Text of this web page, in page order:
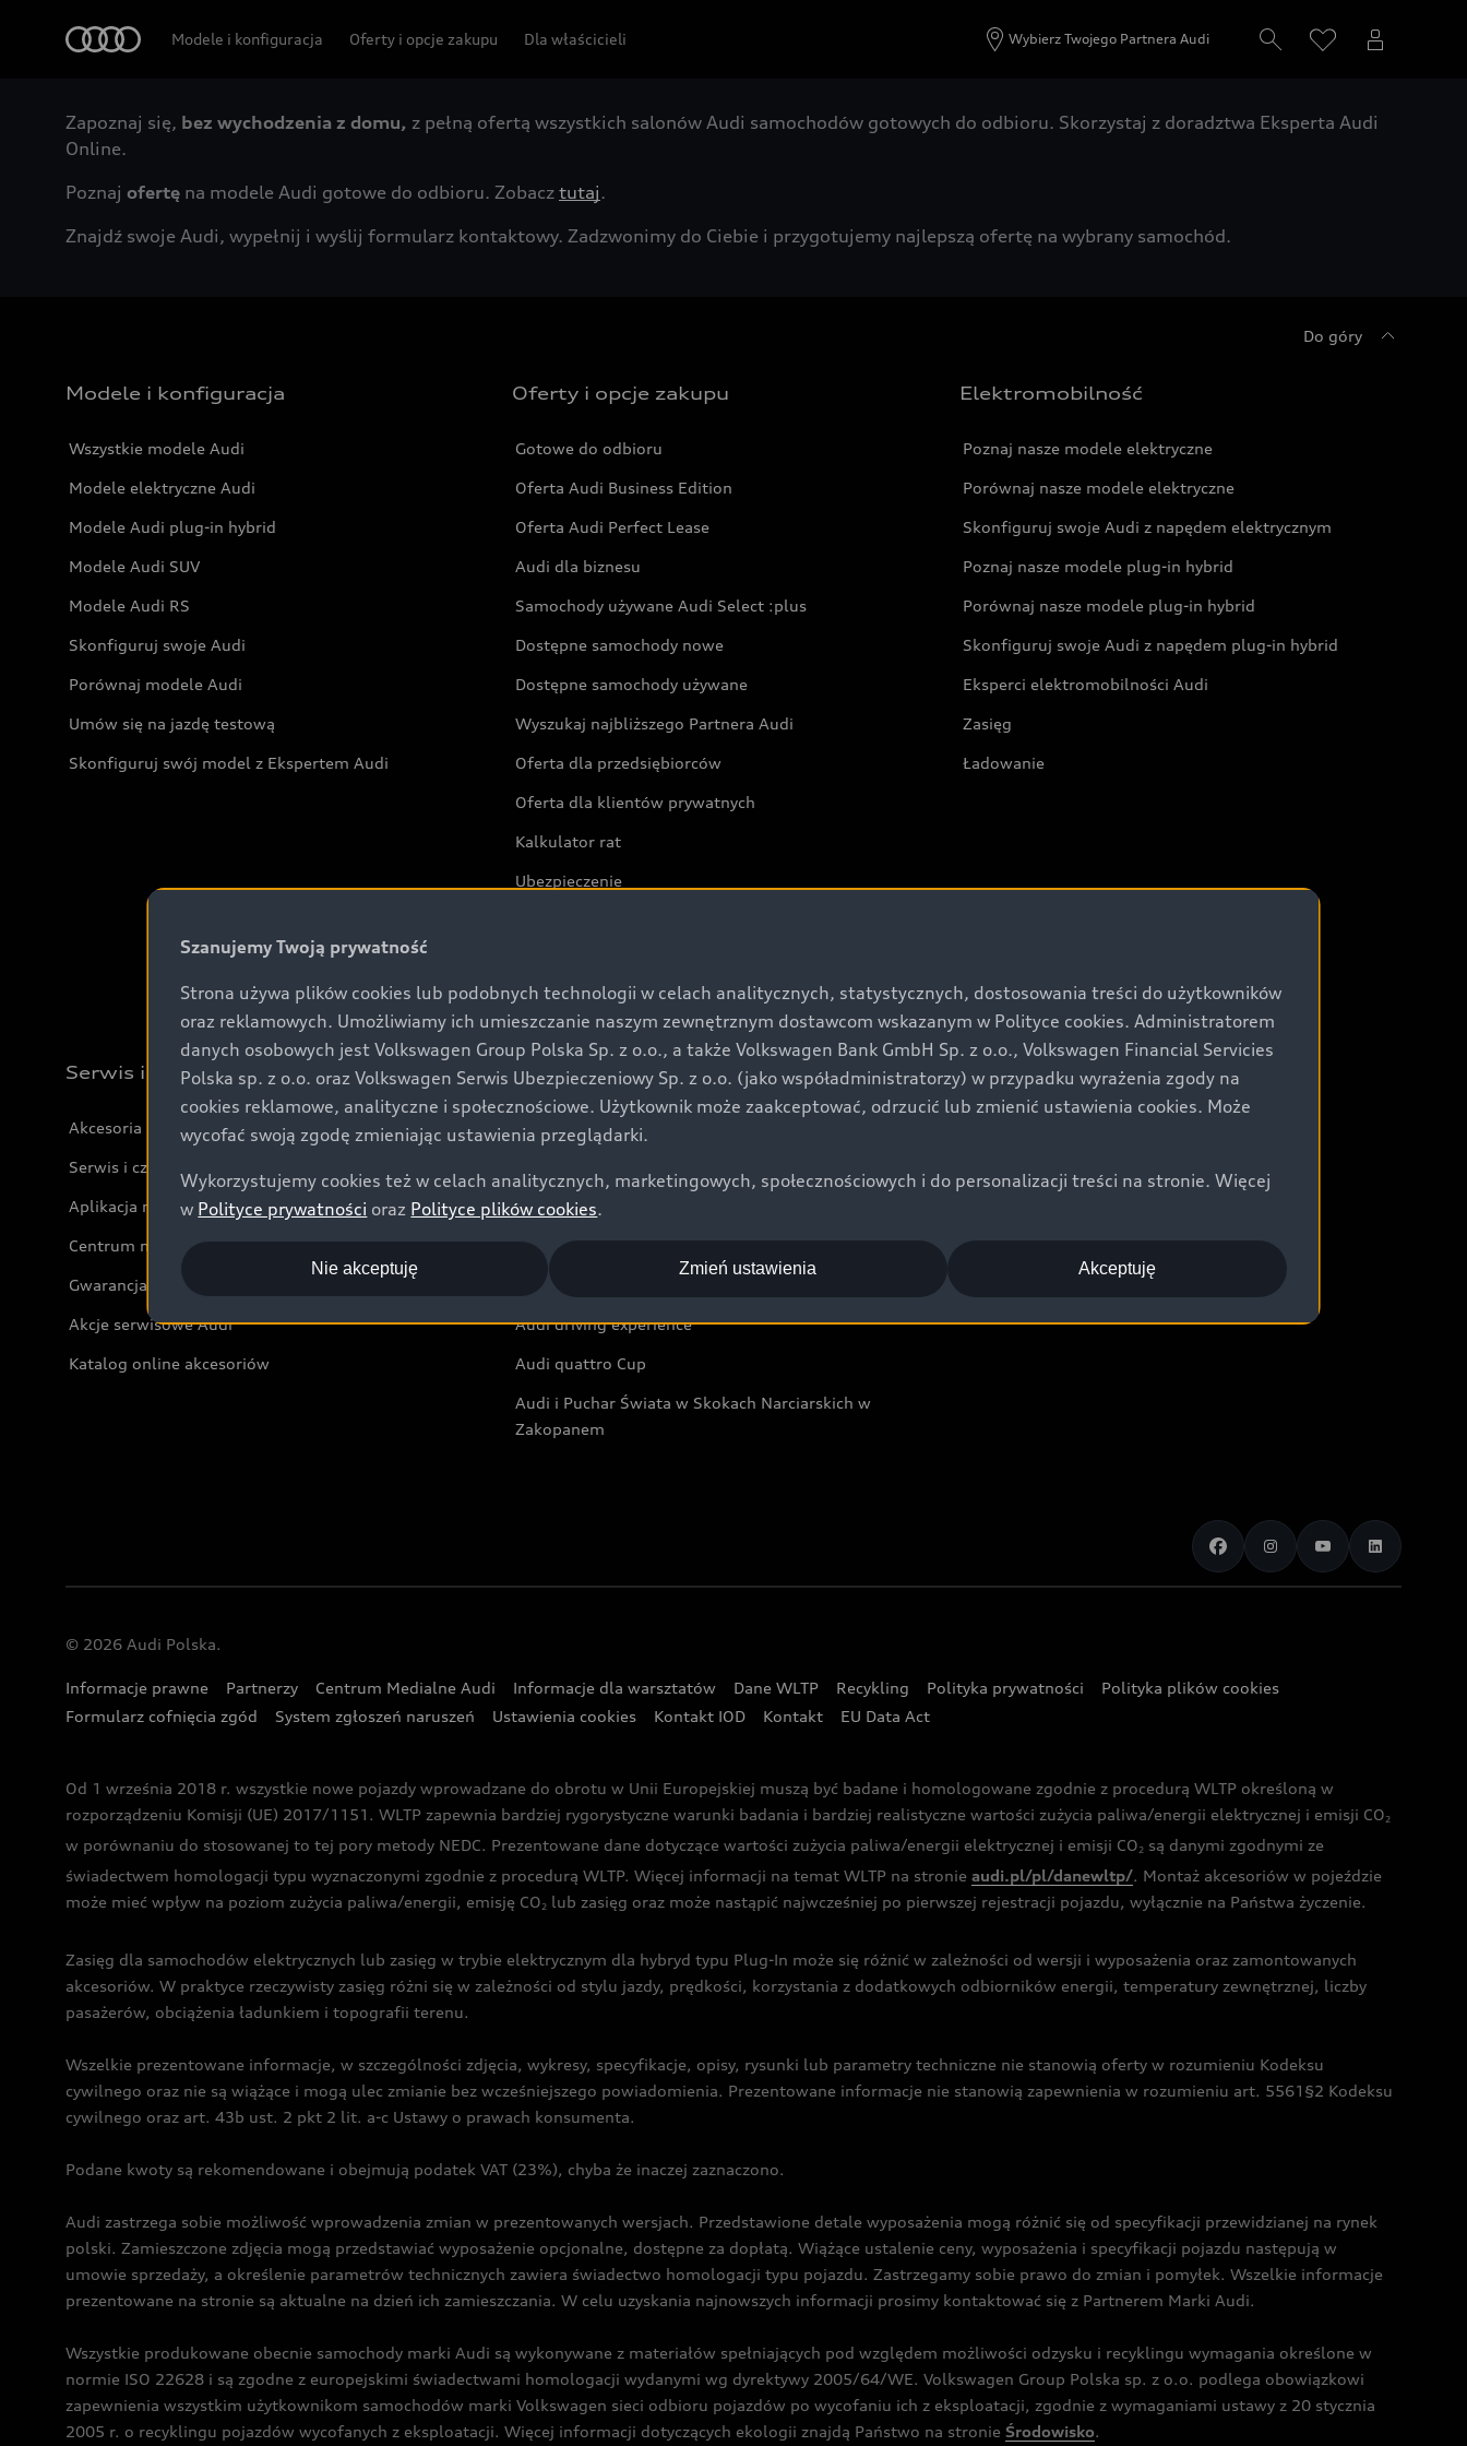
Modele i konfiguracja Oferty i opcje zakupu Dla właścicieli Wybierz Twojego Partnera Audi
Zapoznaj się, bez wychodzenia z domu, z pełną ofertą wszystkich salonów Audi samochodów gotowych do odbioru. Skorzystaj z doradztwa Eksperta Audi
Online.
Poznaj ofertę na modele Audi gotowe do odbioru. Zobacz tutaj.
Znajdź swoje Audi, wypełnij i wyślij formularz kontaktowy. Zadzwonimy do Ciebie i przygotujemy najlepszą ofertę na wybrany samochód.
Do góry
Modele i konfiguracja
Wszystkie modele Audi
Modele elektryczne Audi
Modele Audi plug-in hybrid
Modele Audi SUV
Modele Audi RS
Skonfiguruj swoje Audi
Porównaj modele Audi
Umów się na jazdę testową
Skonfiguruj swój model z Ekspertem Audi
Oferty i opcje zakupu
Gotowe do odbioru
Oferta Audi Business Edition
Oferta Audi Perfect Lease
Audi dla biznesu
Samochody używane Audi Select :plus
Dostępne samochody nowe
Dostępne samochody używane
Wyszukaj najbliższego Partnera Audi
Oferta dla przedsiębiorców
Oferta dla klientów prywatnych
Kalkulator rat
Ubezpieczenie
Audi exclusive
Elektromobilność
Poznaj nasze modele elektryczne
Porównaj nasze modele elektryczne
Skonfiguruj swoje Audi z napędem elektrycznym
Poznaj nasze modele plug-in hybrid
Porównaj nasze modele plug-in hybrid
Skonfiguruj swoje Audi z napędem plug-in hybrid
Eksperci elektromobilności Audi
Zasięg
Ładowanie
Serwis i akcesoria
Akcesoria
Serwis i części
Aplikacja myAudi i usługi cyfrowe
Centrum napraw powypadkowych
Gwarancja
Akcje serwisowe Audi
Katalog online akcesoriów
Świat Audi
Aktualności i historie postępu
Audi Nuvolari
Audi Sport Festiwal
Audi i Muzeum Sztuki Nowoczesnej w Warszawie
Audi driving experience
Audi quattro Cup
Audi i Puchar Świata w Skokach Narciarskich w
Zakopanem
© 2026 Audi Polska.
Informacje prawne Partnerzy Centrum Medialne Audi Informacje dla warsztatów Dane WLTP Recykling Polityka prywatności
Polityka plików cookies
Formularz cofnięcia zgód
System zgłoszeń naruszeń Ustawienia cookies Kontakt IOD Kontakt EU Data Act
Od 1 września 2018 r. wszystkie nowe pojazdy wprowadzane do obrotu w Unii Europejskiej muszą być badane i homologowane zgodnie z procedurą WLTP określoną w
rozporządzeniu Komisji (UE) 2017/1151. WLTP zapewnia bardziej rygorystyczne warunki badania i bardziej realistyczne wartości zużycia paliwa/energii elektrycznej i emisji CO2
w porównaniu do stosowanej to tej pory metody NEDC. Prezentowane dane dotyczące wartości zużycia paliwa/energii elektrycznej i emisji CO2 są danymi zgodnymi ze
świadectwem homologacji typu wyznaczonymi zgodnie z procedurą WLTP. Więcej informacji na temat WLTP na stronie audi.pl/pl/danewltp/. Montaż akcesoriów w pojeździe
może mieć wpływ na poziom zużycia paliwa/energii, emisję CO2 lub zasięg oraz może nastąpić najwcześniej po pierwszej rejestracji pojazdu, wyłącznie na Państwa życzenie.
Zasięg dla samochodów elektrycznych lub zasięg w trybie elektrycznym dla hybryd typu Plug-In może się różnić w zależności od wersji i wyposażenia oraz zamontowanych
akcesoriów. W praktyce rzeczywisty zasięg różni się w zależności od stylu jazdy, prędkości, korzystania z dodatkowych odbiorników energii, temperatury zewnętrznej, liczby
pasażerów, obciążenia ładunkiem i topografii terenu.
Wszelkie prezentowane informacje, w szczególności zdjęcia, wykresy, specyfikacje, opisy, rysunki lub parametry techniczne nie stanowią oferty w rozumieniu Kodeksu
cywilnego oraz nie są wiążące i mogą ulec zmianie bez wcześniejszego powiadomienia. Prezentowane informacje nie stanowią zapewnienia w rozumieniu art. 5561§2 Kodeksu
cywilnego oraz art. 43b ust. 2 pkt 2 lit. a-c Ustawy o prawach konsumenta.
Podane kwoty są rekomendowane i obejmują podatek VAT (23%), chyba że inaczej zaznaczono.
Audi zastrzega sobie możliwość wprowadzenia zmian w prezentowanych wersjach. Przedstawione detale wyposażenia mogą różnić się od specyfikacji przewidzianej na rynek
polski. Zamieszczone zdjęcia mogą przedstawiać wyposażenie opcjonalne, dostępne za dopłatą. Wiążące ustalenie ceny, wyposażenia i specyfikacji pojazdu następują w
umowie sprzedaży, a określenie parametrów technicznych zawiera świadectwo homologacji typu pojazdu. Zastrzegamy sobie prawo do zmian i pomyłek. Wszelkie informacje
prezentowane na stronie są aktualne na dzień ich zamieszczania. W celu uzyskania najnowszych informacji prosimy kontaktować się z Partnerem Marki Audi.
Wszystkie produkowane obecnie samochody marki Audi są wykonywane z materiałów spełniających pod względem możliwości odzysku i recyklingu wymagania określone w
normie ISO 22628 i są zgodne z europejskimi świadectwami homologacji wydanymi wg dyrektywy 2005/64/WE. Volkswagen Group Polska sp. z o.o. podlega obowiązkowi
zapewnienia wszystkim użytkownikom samochodów marki Volkswagen sieci odbioru pojazdów po wycofaniu ich z eksploatacji, zgodnie z wymaganiami ustawy z 20 stycznia
2005 r. o recyklingu pojazdów wycofanych z eksploatacji. Więcej informacji dotyczących ekologii znajdą Państwo na stronie Środowisko.
Szanujemy Twoją prywatność
Strona używa plików cookies lub podobnych technologii w celach analitycznych, statystycznych, dostosowania treści do użytkowników
oraz reklamowych. Umożliwiamy ich umieszczanie naszym zewnętrznym dostawcom wskazanym w Polityce cookies. Administratorem
danych osobowych jest Volkswagen Group Polska Sp. z o.o., a także Volkswagen Bank GmbH Sp. z o.o., Volkswagen Financial Servicies
Polska sp. z o.o. oraz Volkswagen Serwis Ubezpieczeniowy Sp. z o.o. (jako współadministratorzy) w przypadku wyrażenia zgody na
cookies reklamowe, analityczne i społecznościowe. Użytkownik może zaakceptować, odrzucić lub zmienić ustawienia cookies. Może
wycofać swoją zgodę zmieniając ustawienia przeglądarki.
Wykorzystujemy cookies też w celach analitycznych, marketingowych, społecznościowych i do personalizacji treści na stronie. Więcej
w Polityce prywatności oraz Polityce plików cookies.
Akceptuję
Nie akceptuję Zmień ustawienia